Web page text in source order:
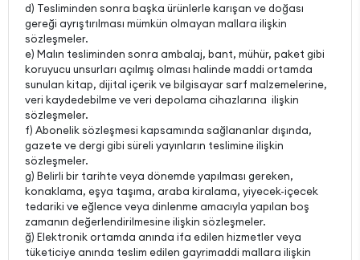
d) Tesliminden sonra başka ürünlerle karışan ve doğası
gereği ayrıştırılması mümkün olmayan mallara ilişkin
sözleşmeler.
e) Malın tesliminden sonra ambalaj, bant, mühür, paket gibi
koruyucu unsurları açılmış olması halinde maddi ortamda
sunulan kitap, dijital içerik ve bilgisayar sarf malzemelerine,
veri kaydedebilme ve veri depolama cihazlarına ilişkin
sözleşmeler.
f) Abonelik sözleşmesi kapsamında sağlananlar dışında,
gazete ve dergi gibi süreli yayınların teslimine ilişkin
sözleşmeler.
g) Belirli bir tarihte veya dönemde yapılması gereken,
konaklama, eşya taşıma, araba kiralama, yiyecek-içecek
tedariki ve eğlence veya dinlenme amacıyla yapılan boş
zamanın değerlendirilmesine ilişkin sözleşmeler.
ğ) Elektronik ortamda anında ifa edilen hizmetler veya
tüketiciye anında teslim edilen gayrimaddi mallara ilişkin